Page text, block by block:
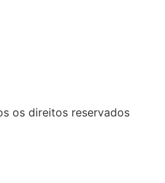
os direitos reservados